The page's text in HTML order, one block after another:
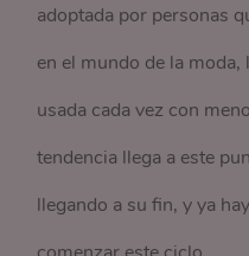
adoptada por personas
en el mundo de la moda,
usada cada vez con
tendencia llega a este
llegando a su fin, y ya